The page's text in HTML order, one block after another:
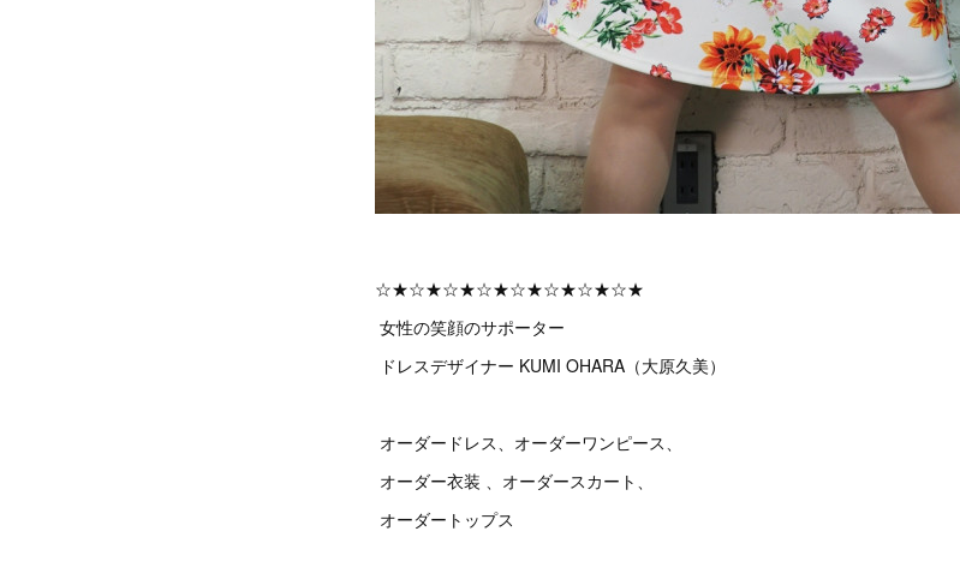
☆★☆★☆★☆★☆★☆★☆★☆★
女性の笑顔のサポーター
ドレスデザイナー KUMI OHARA（大原久美）
オーダードレス、オーダーワンピース、
オーダー衣装 、オーダースカート、
オーダートップス